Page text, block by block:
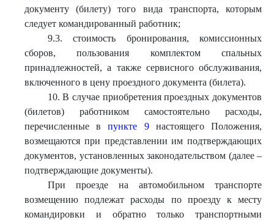
документу (билету) того вида транспорта, которым
следует командированный работник;
9.3. стоимость бронирования, комиссионных
сборов, пользования комплектом спальных
принадлежностей, а также сервисного обслуживания,
включенного в цену проездного документа (билета).
10. В случае приобретения проездных документов
(билетов) работником самостоятельно расходы,
перечисленные впункте 9настоящего Положения,
возмещаются при представлении им подтверждающих
документов, установленных законодательством (далее –
подтверждающие документы).
При проезде на автомобильном транспорте
возмещению подлежат расходы по проезду к месту
командировки и обратно только транспортными